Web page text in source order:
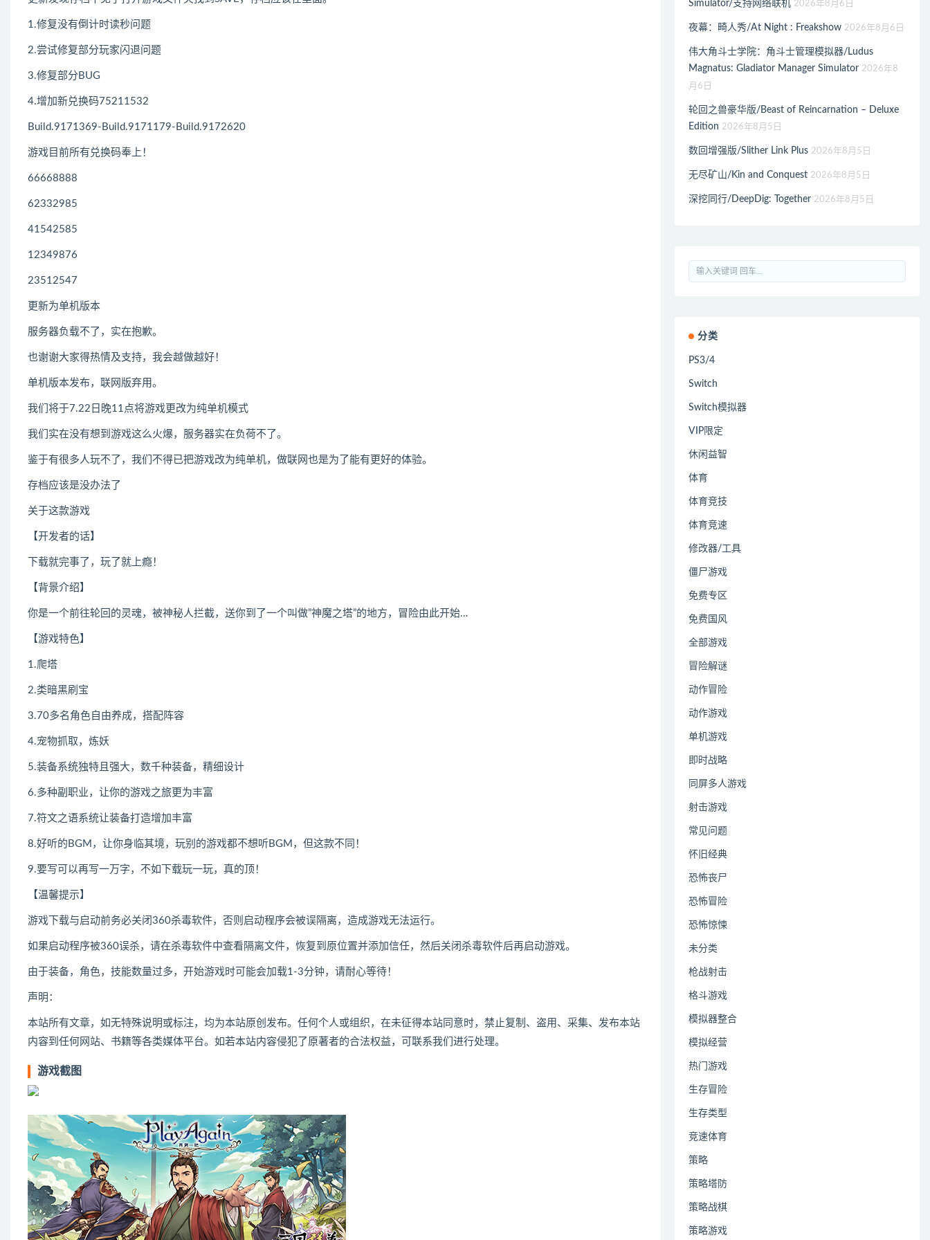
1.修复没有倒计时读秒问题
2.尝试修复部分玩家闪退问题
3.修复部分BUG
4.增加新兑换码75211532
Build.9171369-Build.9171179-Build.9172620
游戏目前所有兑换码奉上！
66668888
62332985
41542585
12349876
23512547
更新为单机版本
服务器负载不了，实在抱歉。
也谢谢大家得热情及支持，我会越做越好！
单机版本发布，联网版弃用。
我们将于7.22日晚11点将游戏更改为纯单机模式
我们实在没有想到游戏这么火爆，服务器实在负荷不了。
鉴于有很多人玩不了，我们不得已把游戏改为纯单机，做联网也是为了能有更好的体验。
存档应该是没办法了
关于这款游戏
【开发者的话】
下载就完事了，玩了就上瘾！
【背景介绍】
你是一个前往轮回的灵魂，被神秘人拦截，送你到了一个叫做”神魔之塔”的地方，冒险由此开始…
【游戏特色】
1.爬塔
2.类暗黑刷宝
3.70多名角色自由养成，搭配阵容
4.宠物抓取，炼妖
5.装备系统独特且强大，数千种装备，精细设计
6.多种副职业，让你的游戏之旅更为丰富
7.符文之语系统让装备打造增加丰富
8.好听的BGM，让你身临其境，玩别的游戏都不想听BGM，但这款不同！
9.要写可以再写一万字，不如下载玩一玩，真的顶！
【温馨提示】
游戏下载与启动前务必关闭360杀毒软件，否则启动程序会被误隔离，造成游戏无法运行。
如果启动程序被360误杀，请在杀毒软件中查看隔离文件，恢复到原位置并添加信任，然后关闭杀毒软件后再启动游戏。
由于装备，角色，技能数量过多，开始游戏时可能会加载1-3分钟，请耐心等待！
声明：
本站所有文章，如无特殊说明或标注，均为本站原创发布。任何个人或组织，在未征得本站同意时，禁止复制、盗用、采集、发布本站
内容到任何网站、书籍等各类媒体平台。如若本站内容侵犯了原著者的合法权益，可联系我们进行处理。
游戏截图
Simulator/支持网络联机 2026年8月6日
夜幕：畸人秀/At Night : Freakshow 2026年8月6日
伟大角斗士学院：角斗士管理模拟器/Ludus
Magnatus: Gladiator Manager Simulator 2026年8
月6日
轮回之兽豪华版/Beast of Reincarnation – Deluxe
Edition 2026年8月5日
数回增强版/Slither Link Plus 2026年8月5日
无尽矿山/Kin and Conquest 2026年8月5日
深挖同行/DeepDig: Together 2026年8月5日
分类
PS3/4
Switch
Switch模拟器
VIP限定
休闲益智
体育
体育竞技
体育竞速
修改器/工具
僵尸游戏
免费专区
免费国风
全部游戏
冒险解谜
动作冒险
动作游戏
单机游戏
即时战略
同屏多人游戏
射击游戏
常见问题
怀旧经典
恐怖丧尸
恐怖冒险
恐怖惊悚
未分类
枪战射击
格斗游戏
模拟器整合
模拟经营
热门游戏
生存冒险
生存类型
竞速体育
策略
策略塔防
策略战棋
策略游戏